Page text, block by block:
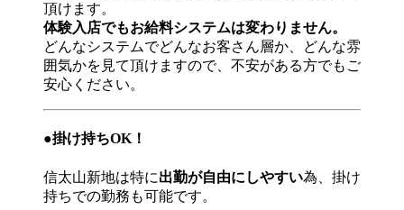
頂けます。
体験入店でもお給料システムは変わりません。
どんなシステムでどんなお客さん層か、どんな雰
囲気かを見て頂けますので、不安がある方でもご
安心ください。
●掛け持ちOK！
信太山新地は特に出勤が自由にしやすい為、掛け
持ちでの勤務も可能です。